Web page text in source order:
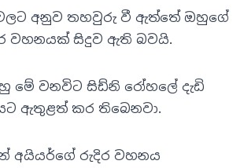
අනුව තහවුරු වී ඇත්තේ ඔහුගේ
වහනයක් සිදුව ඇති බවයි.
මේ වනවිට සිඩ්නි රෝහලේ දැඩි
ඇතුළත් කර තිබෙනවා.
අයියර්ගේ රුදිර වහනය